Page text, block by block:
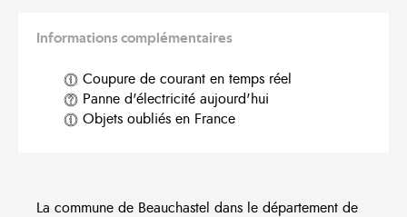
Informations complémentaires
Coupure de courant en temps réel
Panne d'électricité aujourd'hui
Objets oubliés en France
La commune de Beauchastel dans le département de